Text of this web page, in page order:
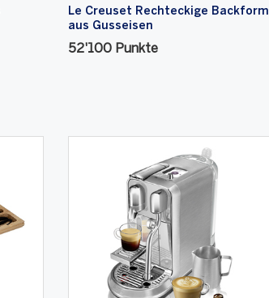
Le Creuset Rechteckige Backform
aus Gusseisen
52'100 Punkte